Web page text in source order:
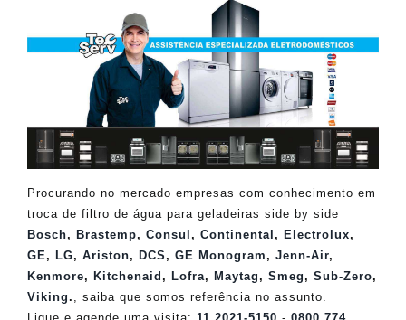
Procurando no mercado empresas com conhecimento em
troca de filtro de água para geladeiras side by side
Bosch, Brastemp, Consul , Continental , Electrolux,
GE , LG, Ariston, DCS , GE Monogram , Jenn-Air,
Kenmore, Kitchenaid , Lofra, Maytag , Smeg , Sub-Zero,
Viking.
, saiba que somos referência no assunto.